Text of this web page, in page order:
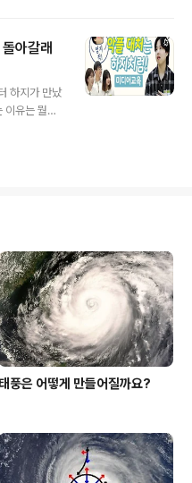
아갈래
하지가 만났
이유는 뭘까
가 학생들
풍은 어떻게 만들어질까요?